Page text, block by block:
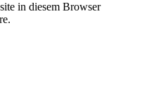
in diesem Browser